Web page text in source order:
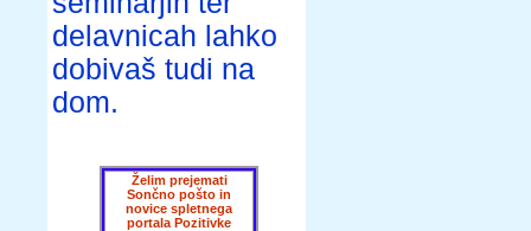
delavnicah lahko
dobivaš tudi na
dom.
Želim prejemati
Sončno pošto in
novice spletnega
portala Pozitivke